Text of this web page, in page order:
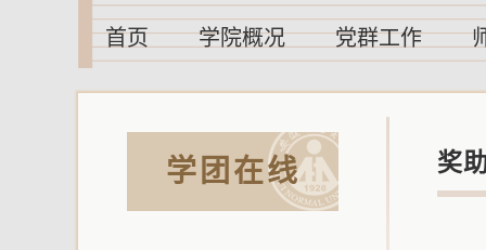
首页 学院概况 党群工作
学团在线 奖